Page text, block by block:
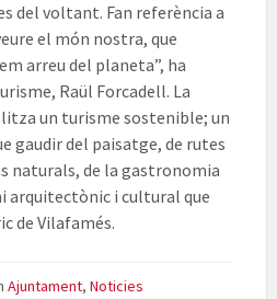
del voltant. Fan referència a
el món nostra, que
arreu del planeta”, ha
Raül Forcadell. La
un turisme sostenible; un
gaudir del paisatge, de rutes
naturals, de la gastronomia
arquitectònic i cultural que
de Vilafamés.
Ajuntament, Noticies